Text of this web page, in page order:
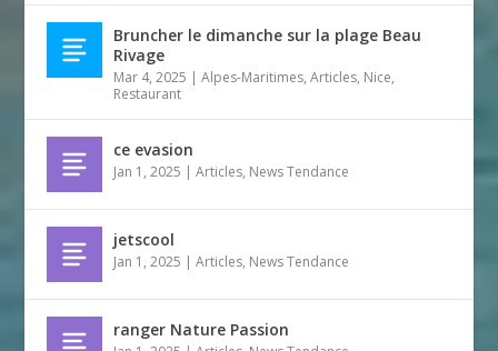
Bruncher le dimanche sur la plage Beau
Rivage
Mar 4, 2025 |Alpes-Maritimes,Articles, Nice,
Restaurant
ce evasion
Jan 1, 2025 |Articles, News Tendance
jetscool
Jan 1, 2025 |Articles, News Tendance
ranger Nature Passion